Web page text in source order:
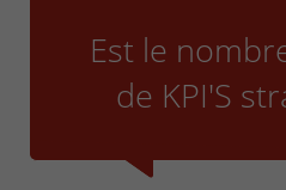
Est le
de KPI'S